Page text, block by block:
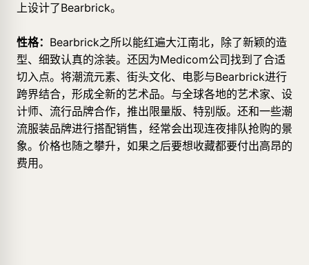
上设计了Bearbrick。
性格： Bearbrick之所以能红遍大江南北，除了新颖的造
型、细致认真的涂装。还因为Medicom公司找到了合适
切入点。将潮流元素、街头文化、电影与Bearbrick进行
跨界结合，形成全新的艺术品。与全球各地的艺术家、设
计师、流行品牌合作，推出限量版、特别版。还和一些潮
流服装品牌进行搭配销售，经常会出现连夜排队抢购的景
象。价格也随之攀升，如果之后要想收藏都要付出高昂的
费用。